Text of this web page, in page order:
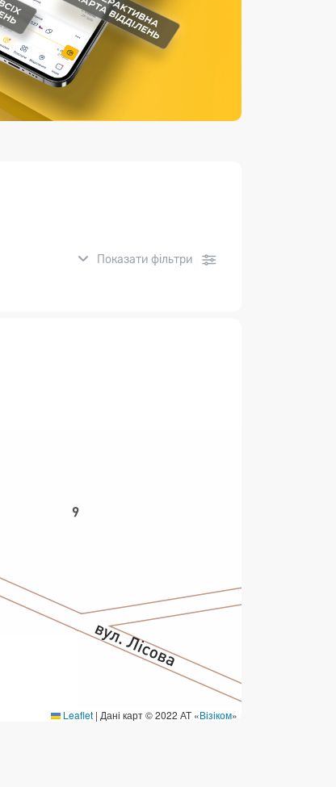
Страхові послуги
Каталог «Укрпошта Маркет»
Показати фільтри
Leaflet | Дані карт © 2022 АТ «Візіком»